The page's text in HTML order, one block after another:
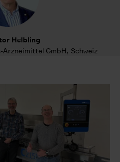
Helbling
GmbH, Schweiz